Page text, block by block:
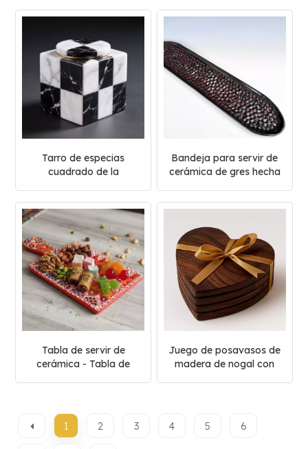
metálica
Tarro de especias
cuadrado de la
blanco y negro de
Carrara
Bandeja para servir de
cerámica de gres hecha
Tabla de servir de
cerámica - Tabla de
Juego de posavasos de
madera de nogal con
1 2 3 4 5 6